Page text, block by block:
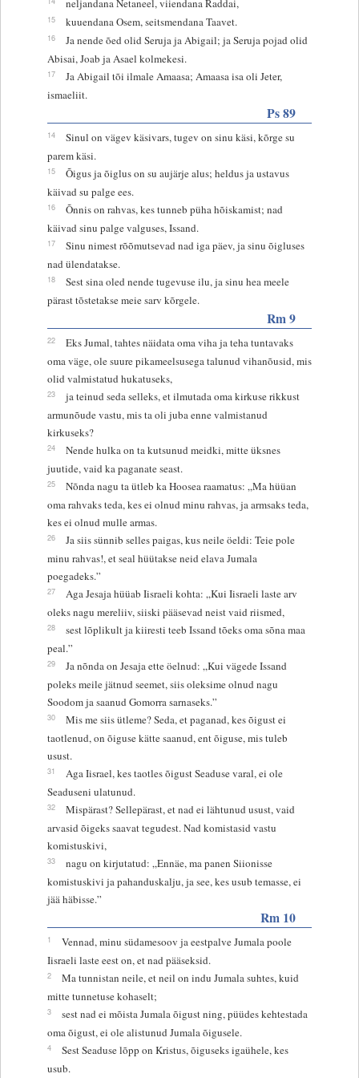
15 kuuendana Osem, seitsmendana Taavet.
16
Ja nende õed olid Seruja ja Abigail; ja Seruja pojad olid
Abisai, Joab ja Asael kolmekesi.
17
Ja Abigail tõi ilmale Amaasa; Amaasa isa oli Jeter,
ismaeliit.
Ps 89
14
Sinul on vägev käsivars, tugev on sinu käsi, kõrge su
parem käsi.
15
Õigus ja õiglus on su aujärje alus; heldus ja ustavus
käivad su palge ees.
16
Õnnis on rahvas, kes tunneb püha hõiskamist; nad
käivad sinu palge valguses, Issand.
17
Sinu nimest rõõmutsevad nad iga päev, ja sinu õigluses
nad ülendatakse.
18
Sest sina oled nende tugevuse ilu, ja sinu hea meele
pärast tõstetakse meie sarv kõrgele.
Rm 9
22
Eks Jumal, tahtes näidata oma viha ja teha tuntavaks
oma väge, ole suure pikameelsusega talunud vihanõusid, mis
olid valmistatud hukatuseks,
23
ja teinud seda selleks, et ilmutada oma kirkuse rikkust
armunõude vastu, mis ta oli juba enne valmistanud
kirkuseks?
24
Nende hulka on ta kutsunud meidki, mitte üksnes
juutide, vaid ka paganate seast.
25
Nõnda nagu ta ütleb ka Hoosea raamatus: „Ma hüüan
oma rahvaks teda, kes ei olnud minu rahvas, ja armsaks teda,
kes ei olnud mulle armas.
26
Ja siis sünnib selles paigas, kus neile öeldi: Teie pole
minu rahvas!, et seal hüütakse neid elava Jumala
poegadeks.”
27
Aga Jesaja hüüab Iisraeli kohta: „Kui Iisraeli laste arv
oleks nagu mereliiv, siiski pääsevad neist vaid riismed,
28
sest lõplikult ja kiiresti teeb Issand tõeks oma sõna maa
peal.”
29
Ja nõnda on Jesaja ette öelnud: „Kui vägede Issand
poleks meile jätnud seemet, siis oleksime olnud nagu
Soodom ja saanud Gomorra sarnaseks.”
30
Mis me siis ütleme? Seda, et paganad, kes õigust ei
taotlenud, on õiguse kätte saanud, ent õiguse, mis tuleb
usust.
31
Aga Iisrael, kes taotles õigust Seaduse varal, ei ole
Seaduseni ulatunud.
32
Mispärast? Sellepärast, et nad ei lähtunud usust, vaid
arvasid õigeks saavat tegudest. Nad komistasid vastu
komistuskivi,
33
nagu on kirjutatud: „Ennäe, ma panen Siionisse
komistuskivi ja pahanduskalju, ja see, kes usub temasse, ei
jää häbisse.”
Rm 10
1
Vennad, minu südamesoov ja eestpalve Jumala poole
Iisraeli laste eest on, et nad pääseksid.
2
Ma tunnistan neile, et neil on indu Jumala suhtes, kuid
mitte tunnetuse kohaselt;
3
sest nad ei mõista Jumala õigust ning, püüdes kehtestada
oma õigust, ei ole alistunud Jumala õigusele.
4
Sest Seaduse lõpp on Kristus, õiguseks igaühele, kes
usub.